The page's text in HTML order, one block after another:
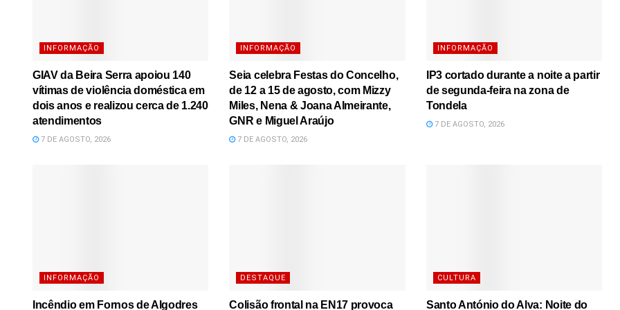
INFORMAÇÃO
GIAV da Beira Serra apoiou 140
vítimas de violência doméstica em
dois anos e realizou cerca de 1.240
atendimentos
7 DE AGOSTO, 2026
INFORMAÇÃO
Seia celebra Festas do Concelho,
de 12 a 15 de agosto, com Mizzy
Miles, Nena & Joana Almeirante,
GNR e Miguel Araújo
7 DE AGOSTO, 2026
INFORMAÇÃO
IP3 cortado durante a noite a partir
de segunda-feira na zona de
Tondela
7 DE AGOSTO, 2026
INFORMAÇÃO
Incêndio em Fornos de Algodres
DESTAQUE
Colisão frontal na EN17 provoca
CULTURA
Santo António do Alva: Noite do